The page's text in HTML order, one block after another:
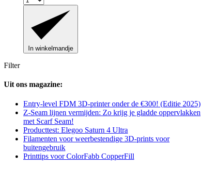
In winkelmandje
Filter
Uit ons magazine:
Entry-level FDM 3D-printer onder de €300! (Editie 2025)
Z-Seam lijnen vermijden: Zo krijg je gladde oppervlakken
met Scarf Seam!
Producttest: Elegoo Saturn 4 Ultra
Filamenten voor weerbestendige 3D-prints voor
buitengebruik
Printtips voor ColorFabb CopperFill